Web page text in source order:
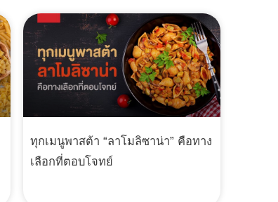
ทุกเมนูพาสต้า “ลาโมลิซาน่า” คือทาง
เลือกที่ตอบโจทย์